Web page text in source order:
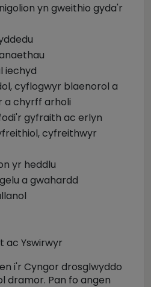
yn gweithio gyda'r
iechyd
cyflogwyr blaenorol a
a chyrff arholi
gyfraith ac erlyn
cyfreithwyr
yr heddlu
a gwahardd
ac Yswirwyr
i'r Cyngor drosglwyddo
dramor. Pan fo angen